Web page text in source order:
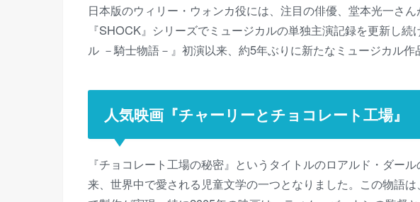
日本版のウィリー・ウォンカ役には、注目の俳優、堂本光一さ
『SHOCK』シリーズでミュージカルの単独主演記録を更新し
ル －騎士物語－』初演以来、約5年ぶりに新たなミュージカル作
人気映画『チャーリーとチョコレート工場』
『チョコレート工場の秘密』というタイトルのロアルド・ダー
来、世界中で愛される児童文学の一つとなりました。この物語